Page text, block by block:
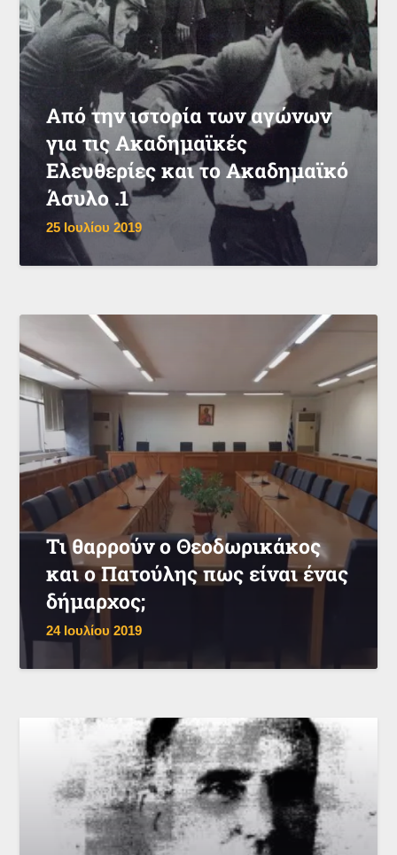
Από την ιστορία των αγώνων
για τις Ακαδημαϊκές
Ελευθερίες και το Ακαδημαϊκό
Άσυλο .1
25 Ιουλίου 2019
Τι θαρρούν ο Θεοδωρικάκος
και ο Πατούλης πως είναι ένας
δήμαρχος;
24 Ιουλίου 2019